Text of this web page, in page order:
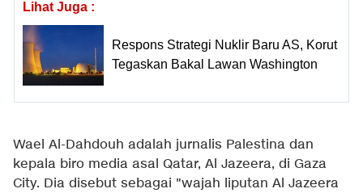
Lihat Juga :
Respons Strategi Nuklir Baru AS, Korut
Tegaskan Bakal Lawan Washington
Wael Al-Dahdouh adalah jurnalis Palestina dan
kepala biro media asal Qatar, Al Jazeera, di Gaza
City. Dia disebut sebagai "wajah liputan Al Jazeera